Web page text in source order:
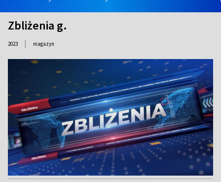
Zbliżenia g.
2023 | magazyn